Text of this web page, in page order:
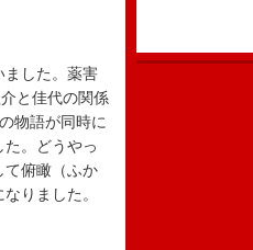
した。薬害
と佳代の関係
物語が同時に
。どうやっ
て俯瞰（ふか
りました。